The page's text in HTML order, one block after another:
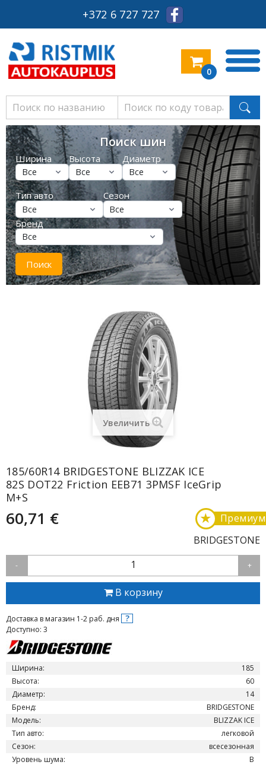
+372 6 727 727
0
Поиск шин
Ширина Высота Диаметр
Тип авто Сезон
Бренд
Увеличить
185/60R14 BRIDGESTONE BLIZZAK ICE
82S DOT22 Friction EEB71 3PMSF IceGrip
M+S
60,71 € Премиум
★
BRIDGESTONE
- 1 +
В корзину
Доставка в магазин 1-2 раб. дня ?
Доступно: 3
Ширина:
185
Высота:
60
Диаметр:
14
Бренд:
BRIDGESTONE
Модель:
BLIZZAK ICE
Тип авто:
легковой
Сезон:
всесезонная
Уровень шума:
B